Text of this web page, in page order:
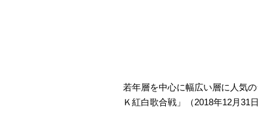
若年層を中心に幅広い層に人気
Ｋ紅白歌合戦」（2018年12月31